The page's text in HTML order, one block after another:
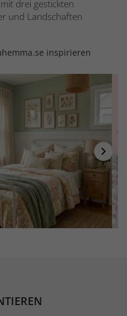
drei gestickten
und Landschaften
inspirieren